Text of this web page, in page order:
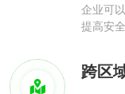
企业可
提高安
跨区